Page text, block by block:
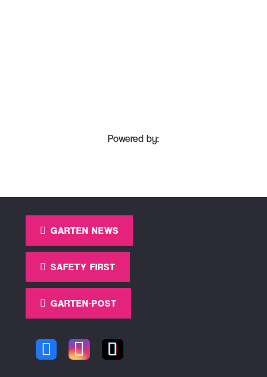
Powered by:
GARTEN NEWS
SAFETY FIRST
GARTEN-POST